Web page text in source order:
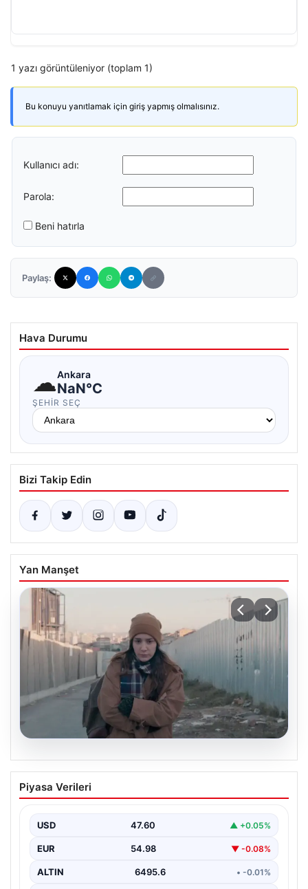
1 yazı görüntüleniyor (toplam 1)
Bu konuyu yanıtlamak için giriş yapmış olmalısınız.
Kullanıcı adı:
Parola:
Beni hatırla
Paylaş:
Hava Durumu
☁Ankara
NaN°C
ŞEHIR SEÇ
Bizi Takip Edin
Yan Manşet
05.08.2026
Türk sinemasında farklı bir imza: Ceylan
Özgün Özçelik’in en iyi filmleri
Piyasa Verileri
USD 47.60 ▲ +0.05%
EUR 54.98 ▼ -0.08%
ALTIN 6495.6 • -0.01%